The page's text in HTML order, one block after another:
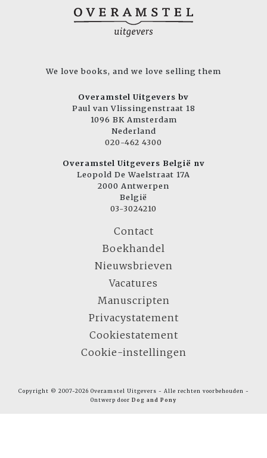
We love books, and we love selling them
Overamstel Uitgevers bv
Paul van Vlissingenstraat 18
1096 BK Amsterdam
Nederland
020-462 4300
Overamstel Uitgevers België nv
Leopold De Waelstraat 17A
2000 Antwerpen
België
03-3024210
Contact
Boekhandel
Nieuwsbrieven
Vacatures
Manuscripten
Privacystatement
Cookiestatement
Cookie-instellingen
Copyright © 2007-2026 Overamstel Uitgevers - Alle rechten voorbehouden -
Ontwerp door Dog and Pony